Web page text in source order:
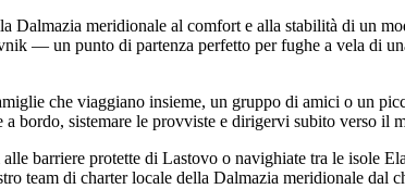
meridionale al comfort e alla stabilità di un
— un punto di partenza perfetto per fughe a vela di
che viaggiano insieme, un gruppo di amici o un
bordo, sistemare le provviste e dirigervi subito verso il
barriere protette di Lastovo o navighiate tra le isole
team di charter locale della Dalmazia meridionale dal